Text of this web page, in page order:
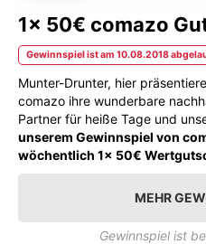
1x 50€ comazo
Gewinnspiel ist am 10.08.2018
Munter-Drunter, hier
comazo ihre wunderbare
Partner für heiße Tage und
unserem Gewinnspiel von
wöchentlich 1x 50€
MEHR
Gewinnspiel ist